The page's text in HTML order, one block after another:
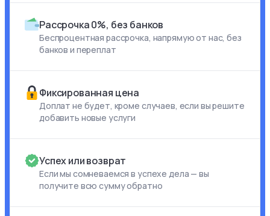
Рассрочка 0%, без банков
Беспроцентная рассрочка, напрямую от нас, без
банков и переплат
Фиксированная цена
Доплат не будет, кроме случаев, если вы решите
добавить новые услуги
Успех или возврат
Если мы сомневаемся в успехе дела — вы
получите всю сумму обратно